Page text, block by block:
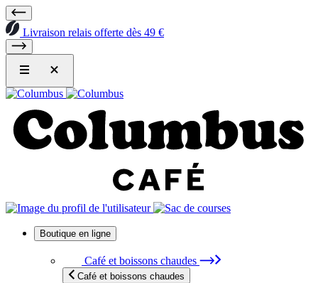
Livraison relais offerte dès 49 €
Boutique en ligne
Café et boissons chaudes
Café et boissons chaudes